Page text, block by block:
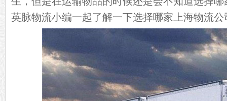
英脉物流小编一起了解一下选择哪家上海物流